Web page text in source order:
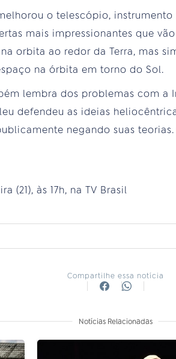
o telescópio,
mais impressionantes que
orbita ao redor da Terra, mas
na órbita em torno do Sol.
lembra dos problemas com a
defendeu as ideias
negando suas
(21), às 17h, na TV Brasil
Compartilhe essa notícia
Notícias Relacionadas